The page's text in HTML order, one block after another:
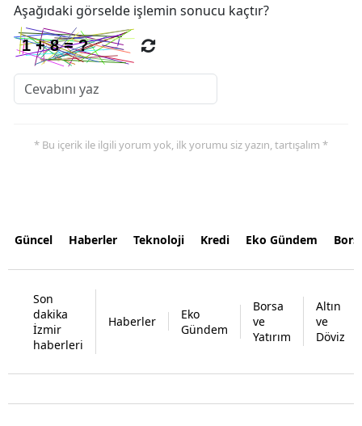
Aşağıdaki görselde işlemin sonucu kaçtır?
* Bu içerik ile ilgili yorum yok, ilk yorumu siz yazın, tartışalım *
Güncel Haberler Teknoloji Kredi Eko Gündem
Son
dakika
İzmir
haberleri
Haberler
Eko
Gündem
Borsa
ve
Yatırım
Altın
ve
Döviz